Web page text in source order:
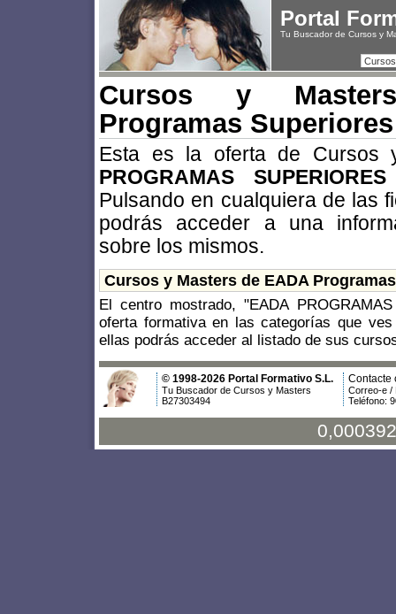
Portal
Tu Buscador de Cursos y
Cursos y
Programas Superiores
Esta es la oferta de
PROGRAMAS SUPERIORES
Pulsando en cualquiera de las
podrás acceder a una
sobre los mismos.
Cursos y Masters de EADA
El centro mostrado, "EADA
oferta formativa en las categorías que
ellas podrás acceder al listado de sus
© 1998-2026 Portal Formativo S.L.
Tu Buscador de Cursos y Masters
B27303494
Contacte
Correo-e /
Teléfono: